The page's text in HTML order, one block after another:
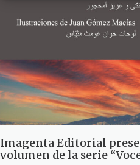
Imagenta Editorial
volumen de la serie